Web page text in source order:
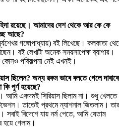
রয়েছে। আমাদের দেশ থেকে আর কে কে
আছে?
গঙ্গোপাধ্যায়) বই লিখেছে। কলকাতা
বই লেখাটা অনেক সময়সাপেক্ষ ব্যাপার।
পরিকল্পনা নেই এখনই।
ছিলেন? অন্য রকম ভাবে বলতে গেলে
কি পূর্ণ হয়েছে?
আমি একদমই সিরিয়াস ছিলাম না। শুধু খেলতে
তাতেই প্রথমে ন্যাশনাল জিতলাম। তার
বিদেশে যায় নর্ম পেতে, আমি যেতাম
হয়ে গেলাম।